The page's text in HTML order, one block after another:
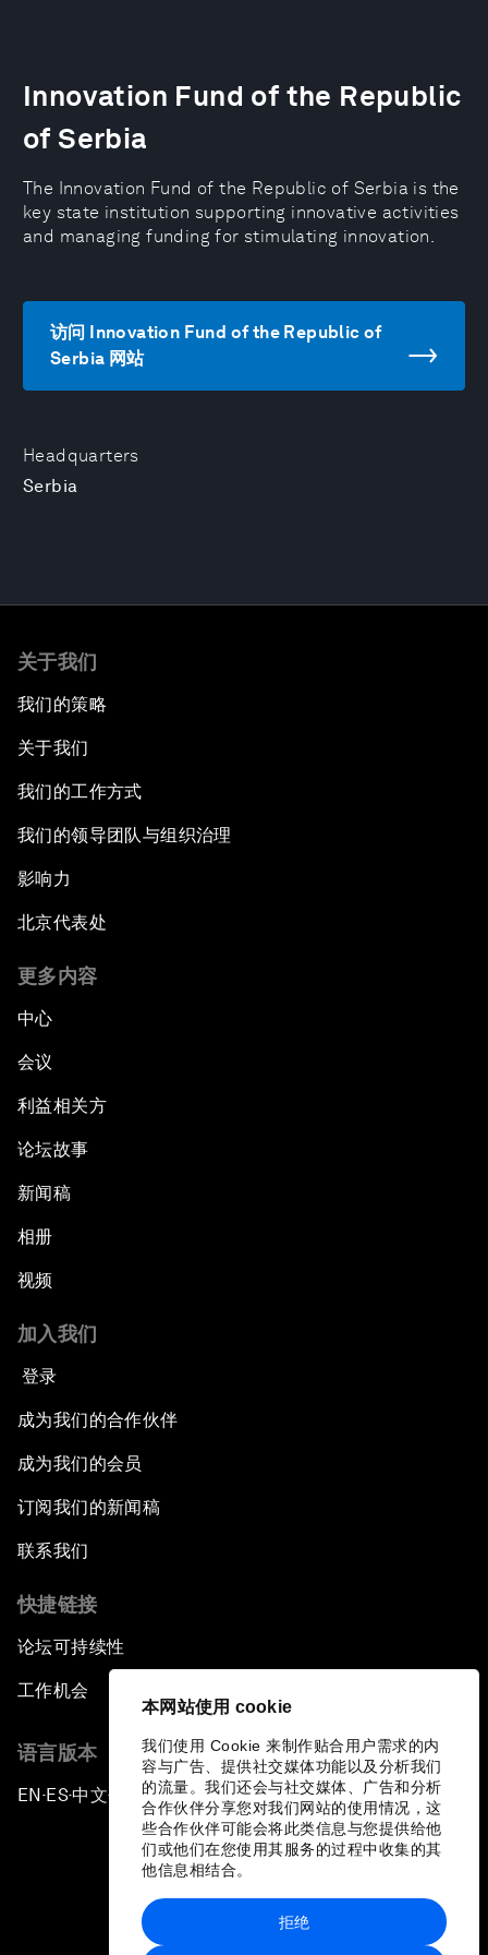
本网站使用 cookie
我们使用 Cookie 来制作贴合用户需求的内
容与广告、提供社交媒体功能以及分析我们
的流量。我们还会与社交媒体、广告和分析
合作伙伴分享您对我们网站的使用情况，这
些合作伙伴可能会将此类信息与您提供给他
们或他们在您使用其服务的过程中收集的其
他信息相结合。
拒绝
Headquarters
Serbia
Innovation Fund of the Republic
of Serbia
The Innovation Fund of the Republic of Serbia is the
key state institution supporting innovative activities
and managing funding for stimulating innovation.
访问 Innovation Fund of the Republic of
Serbia 网站
关于我们
我们的策略
关于我们
我们的工作方式
我们的领导团队与组织治理
影响力
北京代表处
更多内容
中心
会议
利益相关方
论坛故事
新闻稿
相册
视频
加入我们
登录
成为我们的合作伙伴
成为我们的会员
订阅我们的新闻稿
联系我们
快捷链接
论坛可持续性
工作机会
语言版本
EN ▪ES▪中文▪ 日本語